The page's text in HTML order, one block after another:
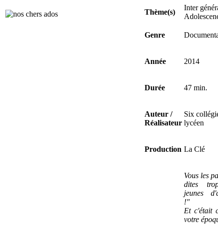
Thème(s)
Inter
Genre
Année 2014
Durée 47 min.
Auteur /
Réalisateur
Six
lycéen
Production La Clé
Vous les
dites
jeunes
!"
Et c'était
votre